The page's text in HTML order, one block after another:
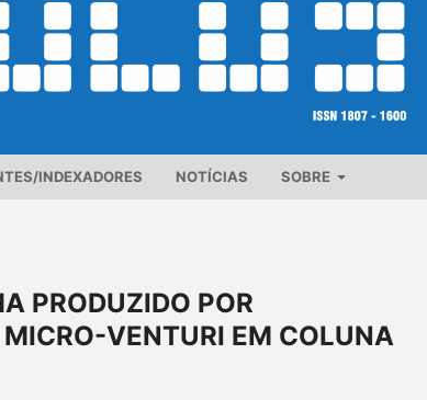
INDEXADORES NOTÍCIAS SOBRE
PRODUZIDO POR
VENTURI EM COLUNA